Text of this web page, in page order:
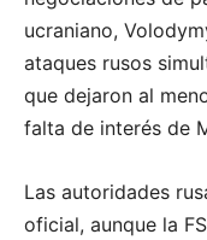
ucraniano,
ataques rusos
que dejaron al
falta de interés de
Las autoridades
oficial, aunque la